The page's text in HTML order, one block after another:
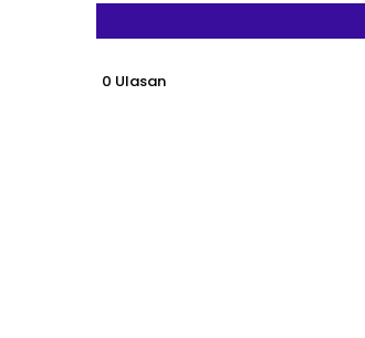
0 Ulasan